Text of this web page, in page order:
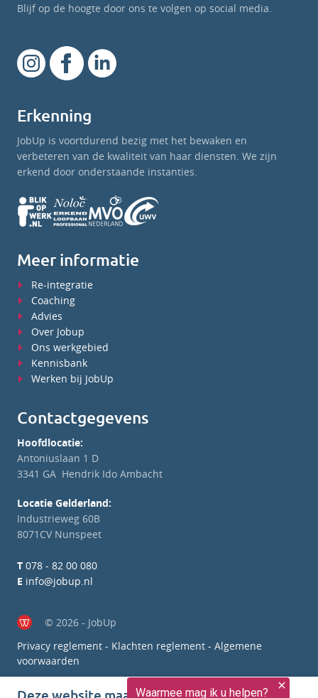
Blijf op de hoogte door ons te volgen op social media.
Erkenning
JobUp is voortdurend bezig met het bewaken en
verbeteren van de kwaliteit van haar diensten. We zijn
erkend door onderstaande instanties.
Meer informatie
Re-integratie
Coaching
Advies
Over Jobup
Ons werkgebied
Kennisbank
Werken bij JobUp
Contactgegevens
Hoofdlocatie:
Antoniuslaan 1 D
3341 GA Hendrik Ido Ambacht
Locatie Gelderland:
Industrieweg 60B
8071CV Nunspeet
T 078 - 82 00 080
E info@jobup.nl
© 2026 - JobUp
Privacy reglement - Klachten reglement - Algemene
voorwaarden